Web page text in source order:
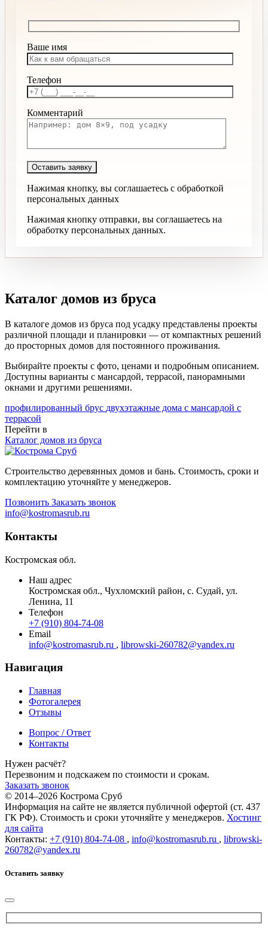
Ваше имя
Телефон
Комментарий
Нажимая кнопку, вы соглашаетесь с обработкой
персональных данных
Нажимая кнопку отправки, вы соглашаетесь на
обработку персональных данных.
Каталог домов из бруса
В каталоге домов из бруса под усадку представлены проекты
различной площади и планировки — от компактных решений
до просторных домов для постоянного проживания.
Выбирайте проекты с фото, ценами и подробным описанием.
Доступны варианты с мансардой, террасой, панорамными
окнами и другими решениями.
профилированный брус двухэтажные дома с мансардой с
террасой
Перейти в
Каталог домов из бруса
Строительство деревянных домов и бань. Стоимость, сроки и
комплектацию уточняйте у менеджеров.
Позвонить Заказать звонок
info@kostromasrub.ru
Контакты
Костромская обл.
Наш адрес
Костромская обл., Чухломский район, с. Судай, ул.
Ленина, 11
Телефон
+7 (910) 804-74-08
Email
info@kostromasrub.ru , librowski-260782@yandex.ru
Навигация
Главная
Фотогалерея
Отзывы
Вопрос / Ответ
Контакты
Нужен расчёт?
Перезвоним и подскажем по стоимости и срокам.
Заказать звонок
© 2014–2026 Кострома Сруб
Информация на сайте не является публичной офертой (ст. 437
ГК РФ). Стоимость и сроки уточняйте у менеджеров. Хостинг
для сайта
Контакты: +7 (910) 804-74-08 , info@kostromasrub.ru , librowski-
260782@yandex.ru
Оставить заявку